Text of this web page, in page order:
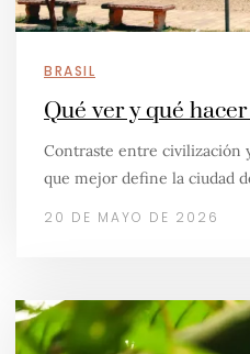
BRASIL
Qué ver y qué
Contraste entre civilización
que mejor define la ciudad
20 DE MAYO DE 2026